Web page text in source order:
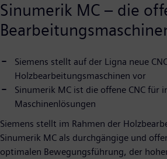
Sinumerik MC – die
Siemens stellt auf der Ligna neue
Holzbearbeitungsmaschinen vor
Sinumerik MC ist die offene CNC für
Maschinenlösungen
Siemens stellt im Rahmen der
Sinumerik MC als durchgängige und
optimalen Bewegungsführung, der